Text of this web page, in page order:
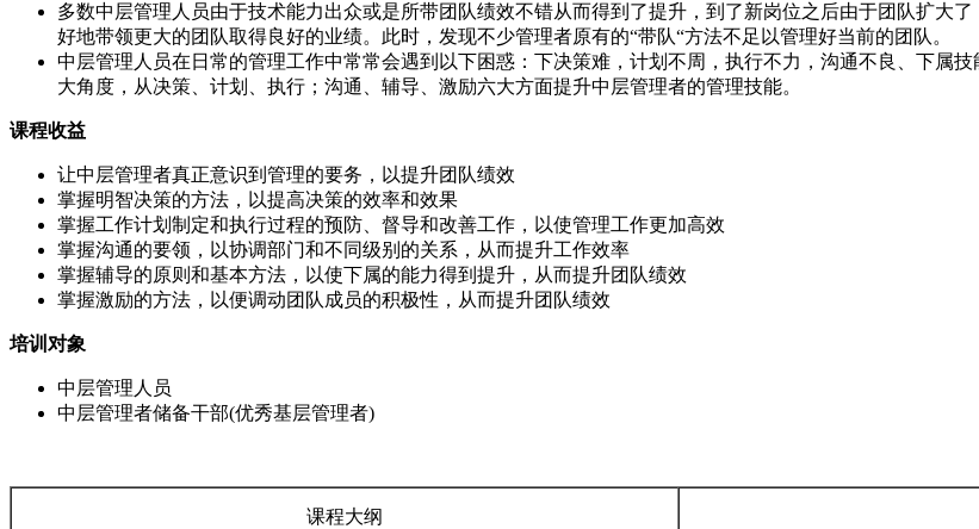
多数中层管理人员由于技术能力出众或是所带团队绩效不错从而得到了提升，到了新岗位之后由于团队扩大
好地带领更大的团队取得良好的业绩。此时，发现不少管理者原有的“带队“方法不足以管理好当前的团队。
中层管理人员在日常的管理工作中常常会遇到以下困惑：下决策难，计划不周，执行不力，沟通不良、下
大角度，从决策、计划、执行；沟通、辅导、激励六大方面提升中层管理者的管理技能。
课程收益
让中层管理者真正意识到管理的要务，以提升团队绩效
掌握明智决策的方法，以提高决策的效率和效果
掌握工作计划制定和执行过程的预防、督导和改善工作，以使管理工作更加高效
掌握沟通的要领，以协调部门和不同级别的关系，从而提升工作效率
掌握辅导的原则和基本方法，以使下属的能力得到提升，从而提升团队绩效
掌握激励的方法，以便调动团队成员的积极性，从而提升团队绩效
培训对象
中层管理人员
中层管理者储备干部(优秀基层管理者)
课程大纲